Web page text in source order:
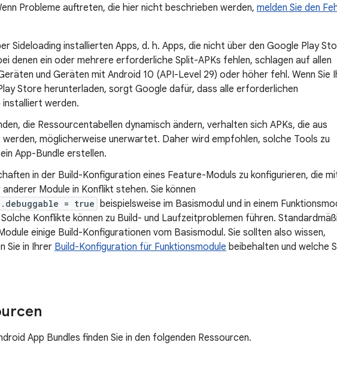
Probleme auftreten, die hier nicht beschrieben werden, melden Sie den
Sideloading installierten Apps, d. h. Apps, die nicht über den Google Play
denen ein oder mehrere erforderliche Split-APKs fehlen, schlagen auf allen
und Geräten mit Android 10 (API-Level 29) oder höher fehl. Wenn Sie
Store herunterladen, sorgt Google dafür, dass alle erforderlichen
werden.
die Ressourcentabellen dynamisch ändern, verhalten sich APKs, die aus
möglicherweise unerwartet. Daher wird empfohlen, solche Tools zu
App-Bundle erstellen.
in der Build-Konfiguration eines Feature-Moduls zu konfigurieren, die
Module in Konflikt stehen. Sie können
= true beispielsweise im Basismodul und in einem
Konflikte können zu Build- und Laufzeitproblemen führen.
einige Build-Konfigurationen vom Basismodul. Sie sollten also wissen,
Sie in Ihrer Build-Konfiguration für Funktionsmodule beibehalten und welche
App Bundles finden Sie in den folgenden Ressourcen.